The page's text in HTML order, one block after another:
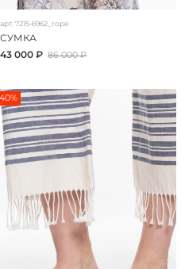
арт.7215-6962_rope
СУМКА
43 000 ₽ 86 000 ₽